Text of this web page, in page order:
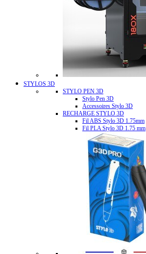
STYLOS 3D
STYLO PEN 3D
Stylo Pen 3D
Accessoires Stylo 3D
RECHARGE STYLO 3D
Fil ABS Stylo 3D 1.75mm
Fil PLA Stylo 3D 1.75 mm